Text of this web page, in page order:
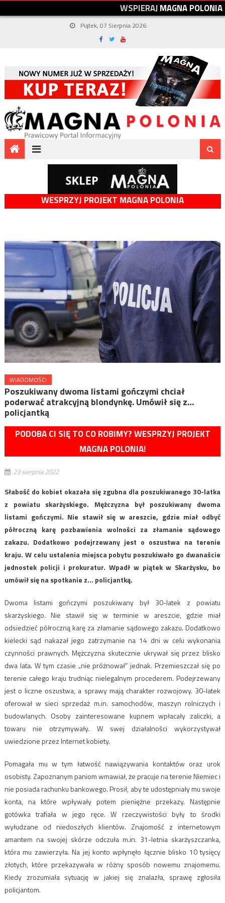
WSPIERAJMAGNAPOLONIA
Piątek, 07 Sierpnia 2026
WESPRZYJ PROJEKT MAGNA POLONIA
WIADOMOŚCI
Poszukiwany dwoma listami gończymi chciał
poderwać atrakcyjną blondynkę. Umówił się z…
policjantką
PODOBA CI SIĘ TO CO ROBIMY? WESPRZYJ PROJEKT
MAGNA POLONIA!
23 sierpnia 2022
Słabość do kobiet okazała się zgubna dla poszukiwanego 30-latka
z powiatu skarżyskiego. Mężczyzna był poszukiwany dwoma
listami gończymi. Nie stawił się w areszcie, gdzie miał odbyć
półroczną karę pozbawienia wolności za złamanie sądowego
zakazu. Dodatkowo podejrzewany jest o oszustwa na terenie
kraju. W celu ustalenia miejsca pobytu poszukiwało go dwanaście
jednostek policji i prokuratur. Wpadł w piątek w Skarżysku, bo
umówił się na spotkanie z… policjantką.
Dwoma listami gończymi poszukiwany był 30-latek z powiatu
skarżyskiego. Nie stawił się w terminie w areszcie, gdzie miał
odsiedzieć półroczną karę za złamanie sądowego zakazu. Dodatkowo
kielecki sąd nakazał jego zatrzymanie na 14 dni w celu wykonania
czynności prawnych. Mężczyzna skutecznie ukrywał się przez blisko
dwa lata. W tym czasie „nie próżnował” jednak. Przemieszczał się po
terenie całego kraju trudniąc nielegalnym procederem. Podejrzewany
jest o liczne oszustwa, a sprawy mają charakter rozwojowy. 30-latek
oferował w sieci sprzedaż m.in. samochodów, maszyn rolniczych i
budowlanych. Osoby zainteresowane kupnem wpłacały zaliczki, a
towaru nie otrzymywały. W swej działalności wykorzystywał
uwiedzione przez Internet kobiety.
Pomagała mu w tym łatwość nawiązywania kontaktów oraz urok
osobisty. Zapoznanym paniom wmawiał, że pracuje na terenie Niemiec i
nie posiada rachunku bankowego. Prosił, aby te udostępniały mu swoje
konta, na które wpływały potem pieniężne przekazy. Następnie
gotówka trafiała w jego ręce. W rzeczywistości były to środki
wyłudzane od niedoszłych klientów. Znajomość z internetowym
amantem na swojej skórze odczuła m.in. 31-letnia skarżyszczanka,
która mu zawierzyła. Na jej konto wpłynęło łącznie blisko 10 tysięcy
złotych, które przekazywała w różny sposób nowemu znajomemu.
Kiedy zrozumiała sytuację w jakiej się znalazła, sprawę zgłosiła
policjantom.